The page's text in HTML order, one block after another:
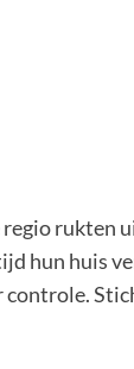
rukten
hun huis
controle.